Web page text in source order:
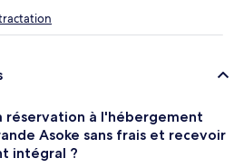
réservation à l'hébergement
Asoke sans frais et recevoir
intégral ?